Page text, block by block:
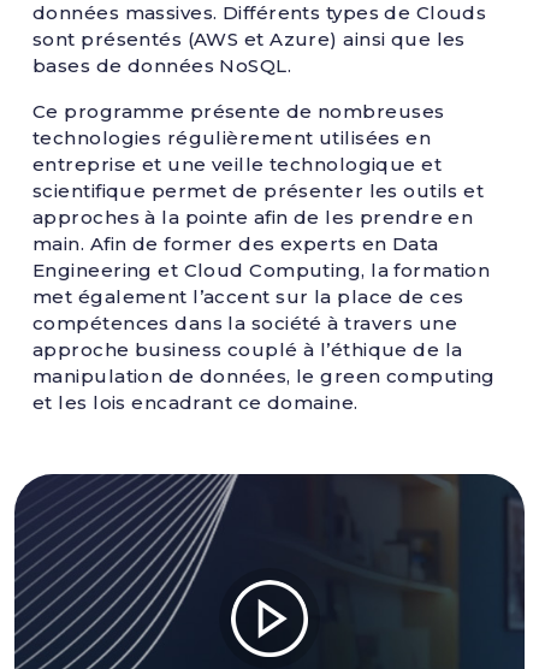
données massives. Différents types de Clouds
sont présentés (AWS et Azure) ainsi que les
bases de données NoSQL.
Ce programme présente de nombreuses
technologies régulièrement utilisées en
entreprise et une veille technologique et
scientifique permet de présenter les outils et
approches à la pointe afin de les prendre en
main. Afin de former des experts en Data
Engineering et Cloud Computing, la formation
met également l’accent sur la place de ces
compétences dans la société à travers une
approche business couplé à l’éthique de la
manipulation de données, le green computing
et les lois encadrant ce domaine.